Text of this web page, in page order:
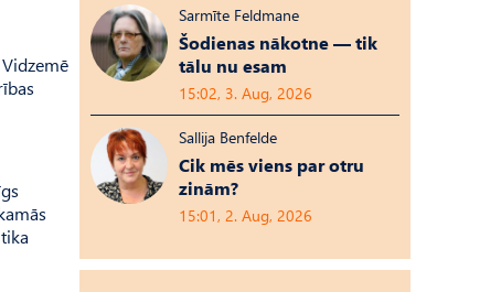
Sarmīte Feldmane
Šodienas nākotne — tik
tālu nu esam
15:02, 3. Aug, 2026
Sallija Benfelde
Cik mēs viens par otru
zinām?
15:01, 2. Aug, 2026